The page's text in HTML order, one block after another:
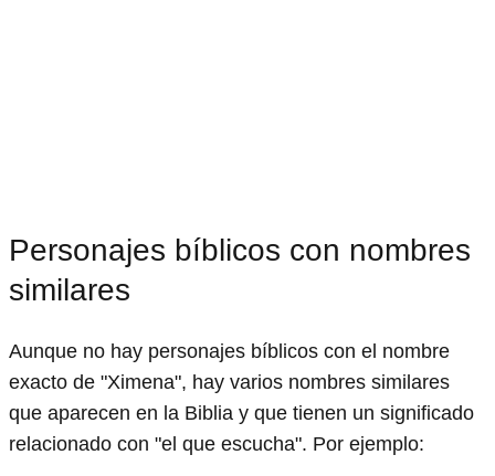
Personajes bíblicos con nombres
similares
Aunque no hay personajes bíblicos con el nombre
exacto de "Ximena", hay varios nombres similares
que aparecen en la Biblia y que tienen un significado
relacionado con "el que escucha". Por ejemplo: